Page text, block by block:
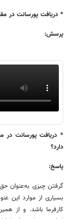
* دریافت پورسانت در
پرسش:
* دریافت پورسانت در
دارد؟
پاسخ:
گرفتن چیزی به‌عنوان
بسیاری از موارد این
کارفرما باشد. و از